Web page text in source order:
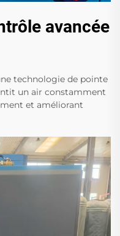
avancée
technologie de pointe
un air constamment
et améliorant